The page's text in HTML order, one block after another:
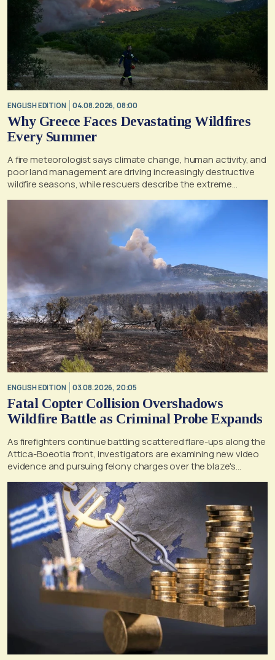
ENGLISH EDITION 04.08.2026, 08:00
Why Greece Faces Devastating Wildfires
Every Summer
A fire meteorologist says climate change, human activity, and
poor land management are driving increasingly destructive
wildfire seasons, while rescuers describe the extreme
ENGLISH EDITION 03.08.2026, 20:05
Fatal Copter Collision Overshadows
Wildfire Battle as Criminal Probe Expands
As firefighters continue battling scattered flare-ups along the
Attica-Boeotia front, investigators are examining new video
evidence and pursuing felony charges over the blaze's